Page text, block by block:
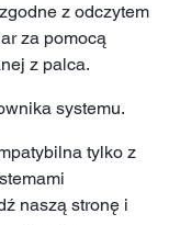
z odczytem
za pomocą
z palca.
systemu.
tylko z
naszą stronę i